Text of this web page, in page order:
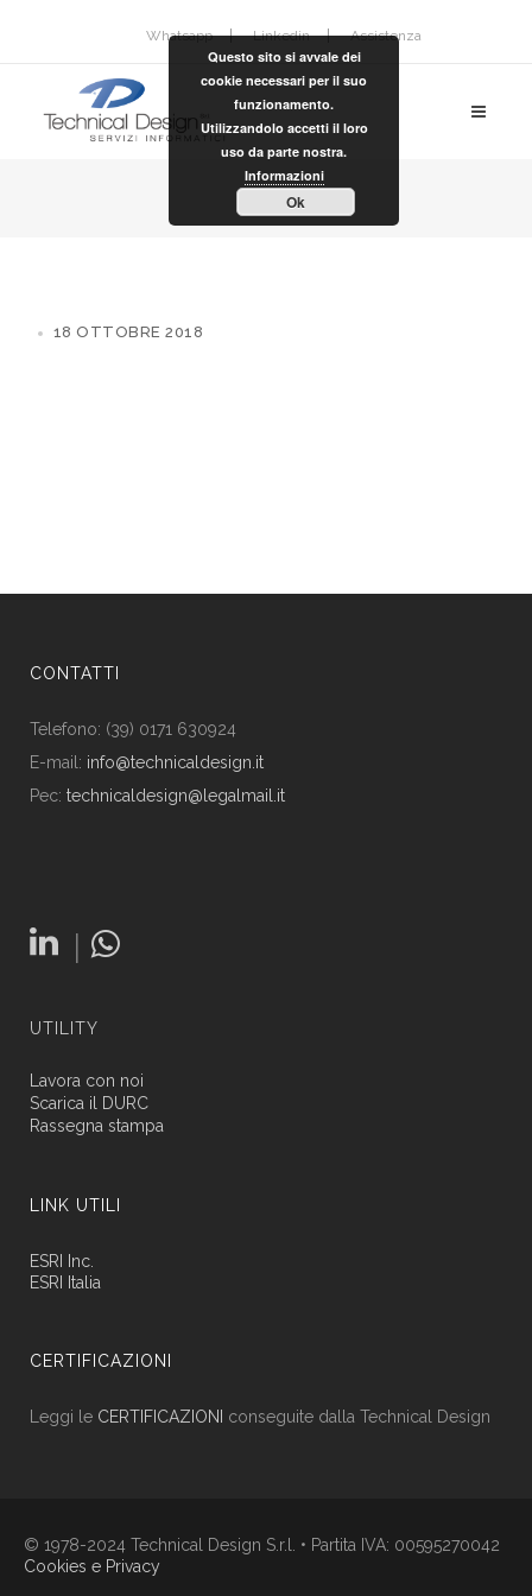
Whatsapp Linkedin Assistenza
18 OTTOBRE 2018
CONTATTI
Telefono: (39) 0171 630924
E-mail: info@technicaldesign.it
Pec: technicaldesign@legalmail.it
|
UTILITY
Lavora con noi
Scarica il DURC
Rassegna stampa
LINK UTILI
ESRI Inc.
ESRI Italia
CERTIFICAZIONI
Leggi le CERTIFICAZIONI conseguite dalla Technical Design
© 1978-2024 Technical Design S.r.l. • Partita IVA: 00595270042
Cookies e Privacy
Questo sito si avvale dei
cookie necessari per il suo
funzionamento.
Utilizzandolo accetti il loro
uso da parte nostra.
Informazioni
Ok